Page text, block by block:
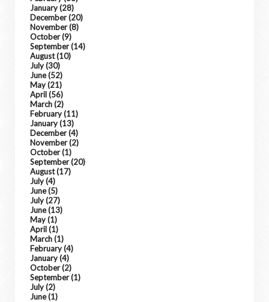
January(28)
December(20)
November(8)
October(9)
September(14)
August(10)
July(30)
June(52)
May(21)
April(56)
March(2)
February(11)
January(13)
December(4)
November(2)
October(1)
September(20)
August(17)
July(4)
June(5)
July(27)
June(13)
May(1)
April(1)
March(1)
February(4)
January(4)
October(2)
September(1)
July(2)
June(1)